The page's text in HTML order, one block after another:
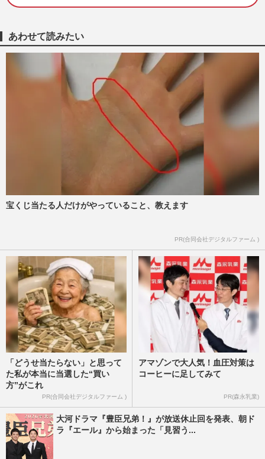
視察、上空での合掌姿に蓮舫議員が噛みつ
いた「止める人はいなかっ…
週刊女性PRIME
《「もう引退してほしい」不祥事議員
TOP5》美容の三原じゅん子氏・不倫の今
井絵理子氏らを抑えた1位は「自…
週刊女性2026年5月26日号
《次の女性首相になってほしい政治家
TOP5》片山さつき氏、小野田紀美氏を圧
倒したのは「次々と政策を出す」…
週刊女性2026年4月28日・5月5日号
小川淳也氏の“閣僚WBC観戦”つるし上げ
も「チケット入手困難」と…
週刊女性PRIME 2026/3/10
あわせて読みたい
宝くじ当たる人だけがやっていること、教えます
PR(合同会社デジタルファーム )
「どうせ当たらない」と思って
た私が本当に当選した“買い
方”がこれ
PR(合同会社デジタルファーム )
アマゾンで大人気！血圧対策は
コーヒーに足してみて
PR(森永乳業)
大河ドラマ『豊臣兄弟！』が放送休止回を発表、朝ド
ラ『エール』から始まった「見習う...